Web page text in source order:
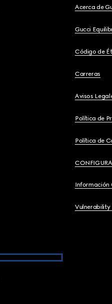
Acerca de
Gucci
Código de
Carreras
Avisos
Política de
Política de
Información
Vulnerability